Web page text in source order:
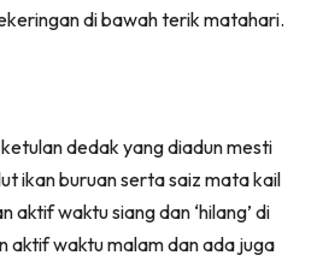
di bawah terik matahari.
dedak yang diadun mesti
ikan buruan serta saiz mata kail
aktif waktu siang dan ‘hilang’ di
aktif waktu malam dan ada juga